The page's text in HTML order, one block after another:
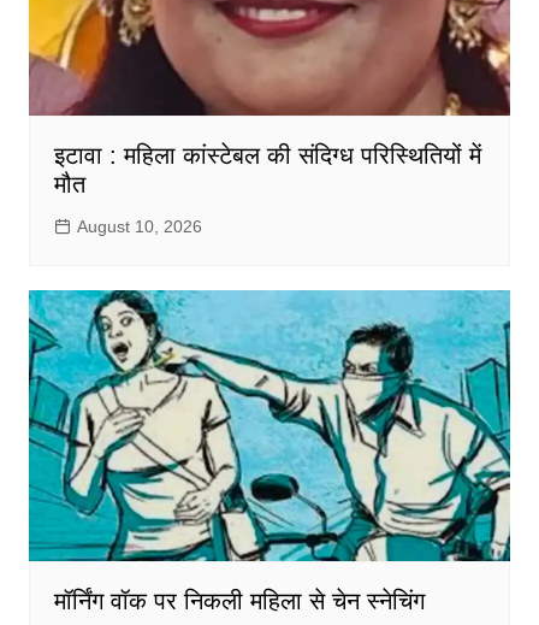
इटावा : महिला कांस्टेबल की संदिग्ध परिस्थितियों में
मौत
August 10, 2026
मॉर्निंग वॉक पर निकली महिला से चेन स्नेचिंग